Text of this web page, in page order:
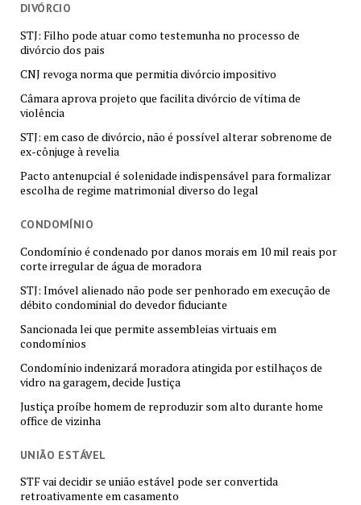
DIVÓRCIO
STJ: Filho pode atuar como testemunha no processo de
divórcio dos pais
CNJ revoga norma que permitia divórcio impositivo
Câmara aprova projeto que facilita divórcio de vítima de
violência
STJ: em caso de divórcio, não é possível alterar sobrenome de
ex-cônjuge à revelia
Pacto antenupcial é solenidade indispensável para formalizar
escolha de regime matrimonial diverso do legal
CONDOMÍNIO
Condomínio é condenado por danos morais em 10 mil reais por
corte irregular de água de moradora
STJ: Imóvel alienado não pode ser penhorado em execução de
débito condominial do devedor fiduciante
Sancionada lei que permite assembleias virtuais em
condomínios
Condomínio indenizará moradora atingida por estilhaços de
vidro na garagem, decide Justiça
Justiça proíbe homem de reproduzir som alto durante home
office de vizinha
UNIÃO ESTÁVEL
STF vai decidir se união estável pode ser convertida
retroativamente em casamento